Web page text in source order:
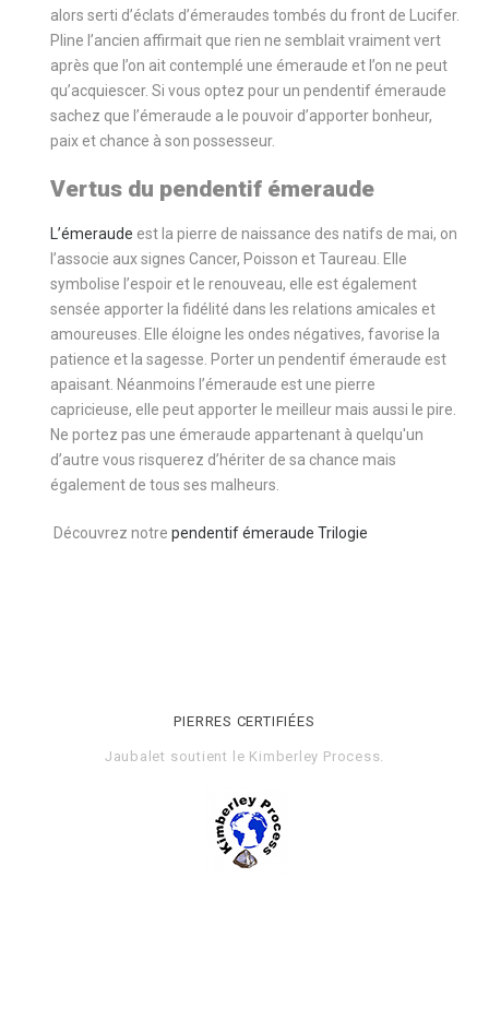
alors serti d’éclats d’émeraudes tombés du front de Lucifer.
Pline l’ancien affirmait que rien ne semblait vraiment vert
après que l’on ait contemplé une émeraude et l’on ne peut
qu’acquiescer. Si vous optez pour un pendentif émeraude
sachez que l’émeraude a le pouvoir d’apporter bonheur,
paix et chance à son possesseur.
Vertus du pendentif émeraude
L’émeraude est la pierre de naissance des natifs de mai, on
l’associe aux signes Cancer, Poisson et Taureau. Elle
symbolise l’espoir et le renouveau, elle est également
sensée apporter la fidélité dans les relations amicales et
amoureuses. Elle éloigne les ondes négatives, favorise la
patience et la sagesse. Porter un pendentif émeraude est
apaisant. Néanmoins l’émeraude est une pierre
capricieuse, elle peut apporter le meilleur mais aussi le pire.
Ne portez pas une émeraude appartenant à quelqu'un
d’autre vous risquerez d’hériter de sa chance mais
également de tous ses malheurs.
Découvrez notrependentif émeraude Trilogie
PIERRES CERTIFIÉES
Jaubalet soutient le Kimberley Process